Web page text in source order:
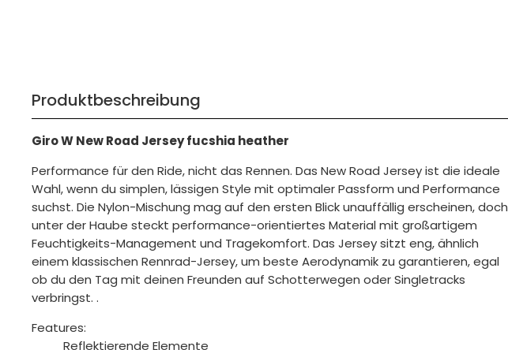
Produktbeschreibung
Giro W New Road Jersey fucshia heather
Performance für den Ride, nicht das Rennen. Das New Road Jersey ist die ideale
Wahl, wenn du simplen, lässigen Style mit optimaler Passform und Performance
suchst. Die Nylon-Mischung mag auf den ersten Blick unauffällig erscheinen, doch
unter der Haube steckt performance-orientiertes Material mit großartigem
Feuchtigkeits-Management und Tragekomfort. Das Jersey sitzt eng, ähnlich
einem klassischen Rennrad-Jersey, um beste Aerodynamik zu garantieren, egal
ob du den Tag mit deinen Freunden auf Schotterwegen oder Singletracks
verbringst. .
Features:
Reflektierende Elemente